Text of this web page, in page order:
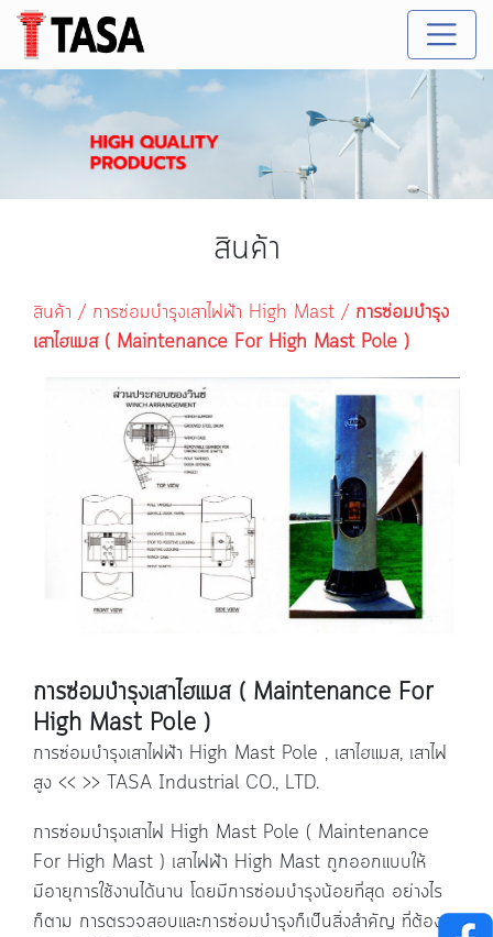
สินค้า
สินค้า / การซ่อมบำรุงเสาไฟฟ้า High Mast / การซ่อมบำรุง
เสาไฮแมส ( Maintenance For High Mast Pole )
การซ่อมบำรุงเสาไฮแมส ( Maintenance For
High Mast Pole )
การซ่อมบำรุงเสาไฟฟ้า High Mast Pole , เสาไฮแมส, เสาไฟ
สูง << >> TASA Industrial CO., LTD.
การซ่อมบำรุงเสาไฟ High Mast Pole ( Maintenance
For High Mast ) เสาไฟฟ้า High Mast ถูกออกแบบให้
มีอายุการใช้งานได้นาน โดยมีการซ่อมบำรุงน้อยที่สุด อย่างไร
ก็ตาม การตรวจสอบและการซ่อมบำรุงก็เป็นสิ่งสำคัญ ที่ต้อง